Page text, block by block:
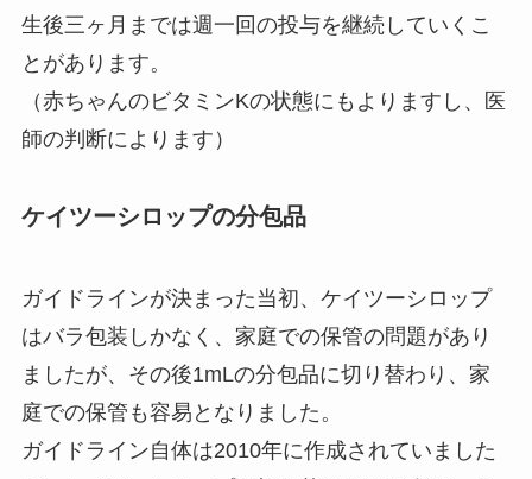
生後三ヶ月までは週一回の投与を継続していくこ
とがあります。
（赤ちゃんのビタミンKの状態にもよりますし、医
師の判断によります）
ケイツーシロップの分包品
ガイドラインが決まった当初、ケイツーシロップ
はバラ包装しかなく、家庭での保管の問題があり
ましたが、その後1mLの分包品に切り替わり、家
庭での保管も容易となりました。
ガイドライン自体は2010年に作成されていました